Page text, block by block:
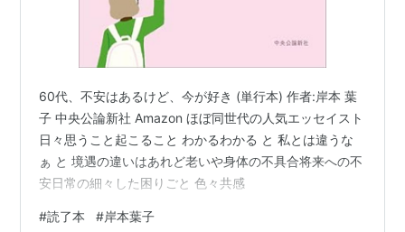
60代、不安はあるけど、今が好き (単行本) 作者:岸本 葉
子 中央公論新社 Amazon ほぼ同世代の人気エッセイスト
日々思うこと起こること わかるわかる と 私とは違うな
ぁ と 境遇の違いはあれど老いや身体の不具合将来への不
安日常の細々した困りごと 色々共感
#読了本 #岸本葉子